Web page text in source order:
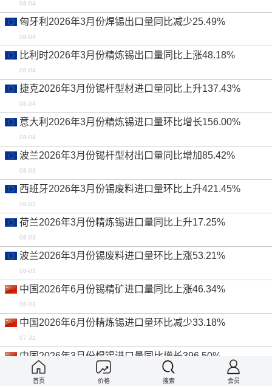
08-04
匈牙利2026年3月份焊锡出口量同比减少25.49%
08-04
比利时2026年3月份精炼锡出口量同比上涨48.18%
08-04
捷克2026年3月份锡杆型材进口量同比上升137.43%
08-04
意大利2026年3月份精炼锡进口量环比增长156.00%
08-04
波兰2026年3月份锡杆型材出口量同比增加85.42%
08-03
西班牙2026年3月份锡废料进口量环比上升421.45%
08-03
荷兰2026年3月份精炼锡进口量同比上升17.25%
08-03
波兰2026年3月份锡废料进口量环比上涨53.21%
08-03
中国2026年6月份锡精矿进口量同比上涨46.34%
08-03
中国2026年6月份精炼锡进口量环比减少33.18%
07-31
中国2026年3月份焊锡进口量同比增长396.50%
首页 价格 搜索 会员